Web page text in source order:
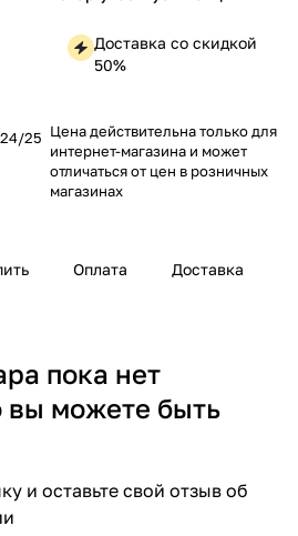
25
Доставка со скидкой
50%
Цена действительна только для
интернет-магазина и может
отличаться от цен в розничных
магазинах
Оплата Доставка
пока нет
вы можете быть
и оставьте свой отзыв об